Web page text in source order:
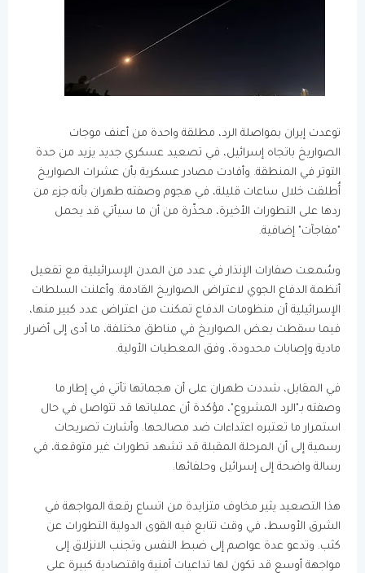
توعدت إيران بمواصلة الرد، مطلقة واحدة من أعنف موجات
الصواريخ باتجاه إسرائيل، في تصعيد عسكري جديد يزيد من حدة
التوتر في المنطقة. وأفادت مصادر عسكرية بأن عشرات الصواريخ
أُطلقت خلال ساعات قليلة، في هجوم وصفته طهران بأنه جزء من
ردها على التطورات الأخيرة، محذّرة من أن ما سيأتي قد يحمل
"مفاجآت" إضافية.
وسُمعت صفارات الإنذار في عدد من المدن الإسرائيلية مع تفعيل
أنظمة الدفاع الجوي لاعتراض الصواريخ القادمة. وأعلنت السلطات
الإسرائيلية أن منظومات الدفاع تمكنت من اعتراض عدد كبير منها،
فيما سقطت بعض الصواريخ في مناطق مختلفة، ما أدى إلى أضرار
مادية وإصابات محدودة، وفق المعطيات الأولية.
في المقابل، شددت طهران على أن هجماتها تأتي في إطار ما
وصفته بـ"الرد المشروع"، مؤكدة أن عملياتها قد تتواصل في حال
استمرار ما تعتبره اعتداءات ضد مصالحها. وأشارت تصريحات
رسمية إلى أن المرحلة المقبلة قد تشهد تطورات غير متوقعة، في
رسالة واضحة إلى إسرائيل وحلفائها.
هذا التصعيد يثير مخاوف متزايدة من اتساع رقعة المواجهة في
الشرق الأوسط، في وقت تتابع فيه القوى الدولية التطورات عن
كثب. وتدعو عدة عواصم إلى ضبط النفس وتجنب الانزلاق إلى
مواجهة أوسع قد تكون لها تداعيات أمنية واقتصادية كبيرة على